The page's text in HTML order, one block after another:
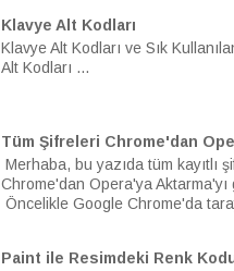
Klavye Alt Kodları
Klavye Alt Kodları ve Sık
Alt Kodları ...
Tüm Şifreleri Chrome'dan
Merhaba, bu yazıda tüm kayıtlı
Chrome'dan Opera'ya Aktarma'yı
Öncelikle Google Chrome'da
Paint ile Resimdeki Renk